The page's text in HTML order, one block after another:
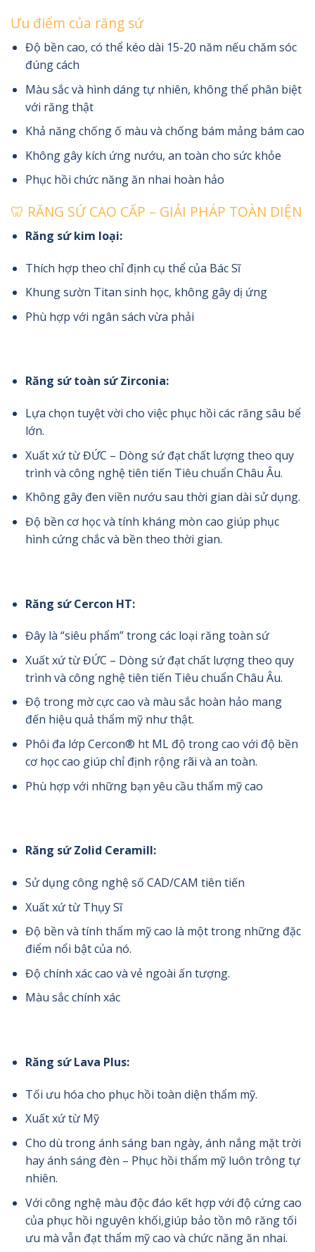
Ưu điểm của răng sứ
Độ bền cao, có thể kéo dài 15-20 năm nếu chăm sóc
đúng cách
Màu sắc và hình dáng tự nhiên, không thể phân biệt
với răng thật
Khả năng chống ố màu và chống bám mảng bám cao
Không gây kích ứng nướu, an toàn cho sức khỏe
Phục hồi chức năng ăn nhai hoàn hảo
🦷 RĂNG SỨ CAO CẤP – GIẢI PHÁP TOÀN DIỆN
Răng sứ kim loại:
Thích hợp theo chỉ định cụ thể của Bác Sĩ
Khung sườn Titan sinh học, không gây dị ứng
Phù hợp với ngân sách vừa phải
Răng sứ toàn sứ Zirconia:
Lựa chọn tuyệt vời cho việc phục hồi các răng sâu bể
lớn.
Xuất xứ từ ĐỨC – Dòng sứ đạt chất lượng theo quy
trình và công nghệ tiên tiến Tiêu chuẩn Châu Âu.
Không gây đen viền nướu sau thời gian dài sử dụng.
Độ bền cơ học và tính kháng mòn cao giúp phục
hình cứng chắc và bền theo thời gian.
Răng sứ Cercon HT:
Đây là “siêu phẩm” trong các loại răng toàn sứ
Xuất xứ từ ĐỨC – Dòng sứ đạt chất lượng theo quy
trình và công nghệ tiên tiến Tiêu chuẩn Châu Âu.
Độ trong mờ cực cao và màu sắc hoàn hảo mang
đến hiệu quả thẩm mỹ như thật.
Phôi đa lớp Cercon® ht ML độ trong cao với độ bền
cơ học cao giúp chỉ định rộng rãi và an toàn.
Phù hợp với những bạn yêu cầu thẩm mỹ cao
Răng sứ Zolid Ceramill:
Sử dụng công nghệ số CAD/CAM tiên tiến
Xuất xứ từ Thụy Sĩ
Độ bền và tính thẩm mỹ cao là một trong những đặc
điểm nổi bật của nó.
Độ chính xác cao và vẻ ngoài ấn tượng.
Màu sắc chính xác
Răng sứ Lava Plus:
Tối ưu hóa cho phục hồi toàn diện thẩm mỹ.
Xuất xứ từ Mỹ
Cho dù trong ánh sáng ban ngày, ánh nắng mặt trời
hay ánh sáng đèn – Phục hồi thẩm mỹ luôn trông tự
nhiên.
Với công nghệ màu độc đáo kết hợp với độ cứng cao
của phục hồi nguyên khối,giúp bảo tồn mô răng tối
ưu mà vẫn đạt thẩm mỹ cao và chức năng ăn nhai.